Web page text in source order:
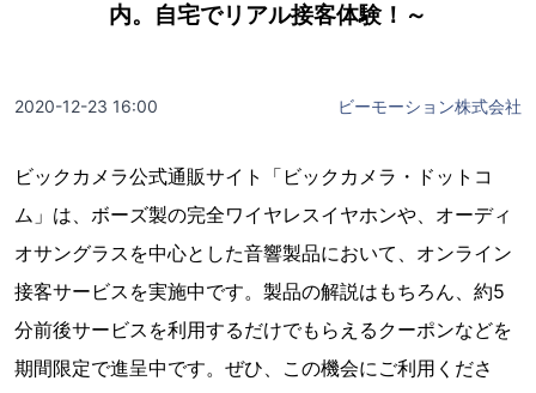
内。自宅でリアル接客体験！～
2020-12-23 16:00 ビーモーション株式会社
ビックカメラ公式通販サイト「ビックカメラ・ドットコ
ム」は、ボーズ製の完全ワイヤレスイヤホンや、オーディ
オサングラスを中心とした音響製品において、オンライン
接客サービスを実施中です。製品の解説はもちろん、約5
分前後サービスを利用するだけでもらえるクーポンなどを
期間限定で進呈中です。ぜひ、この機会にご利用くださ